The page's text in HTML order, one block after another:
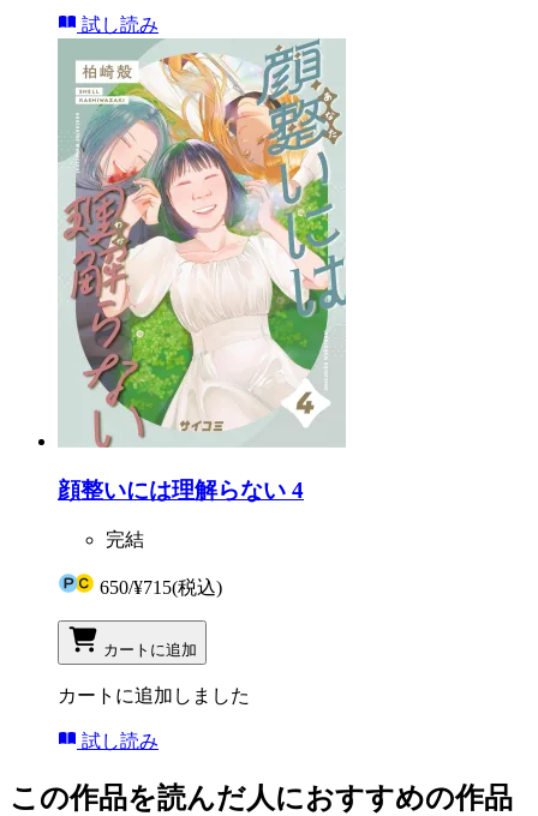
試し読み
顔整いには理解らない 4
完結
650/¥715(税込)
カートに追加
カートに追加しました
試し読み
この作品を読んだ人におすすめの作品